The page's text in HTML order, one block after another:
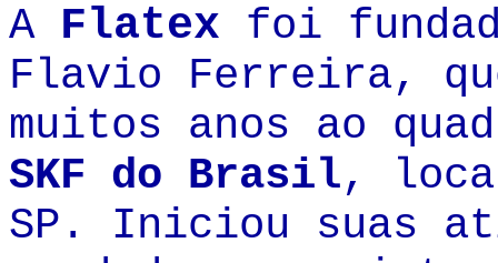
A Flatex foi
Flavio Ferreira,
muitos anos ao
SKF do Brasil,
SP. Iniciou suas